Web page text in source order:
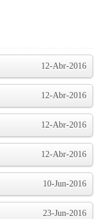
12-Abr-2016
12-Abr-2016
12-Abr-2016
12-Abr-2016
10-Jun-2016
23-Jun-2016